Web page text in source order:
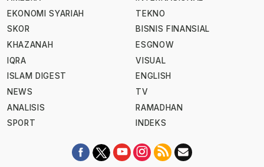
EKONOMI SYARIAH
SKOR
KHAZANAH
IQRA
ISLAM DIGEST
NEWS
ANALISIS
SPORT
TEKNO
BISNIS FINANSIAL
ESGNOW
VISUAL
ENGLISH
TV
RAMADHAN
INDEKS